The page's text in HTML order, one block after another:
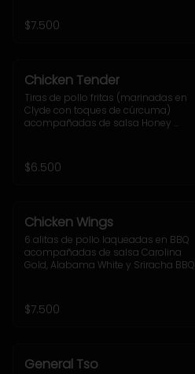
$7.500
Chicken Tender
Tiras de pollo fritas (marinadas en
Clyde con toques de cúrcuma)
acompañadas de salsa Honey
$6.500
Chicken Wings
6 alitas de pollo laqueadas en BBQ
acompañadas de salsa Carolina
Gold, Alabama White y Sriracha BBQ.
$7.500
General Tso